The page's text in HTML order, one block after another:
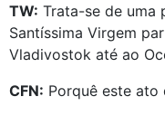
TW: Trata-se de uma
Santíssima Virgem
Vladivostok até ao
CFN: Porquê este ato